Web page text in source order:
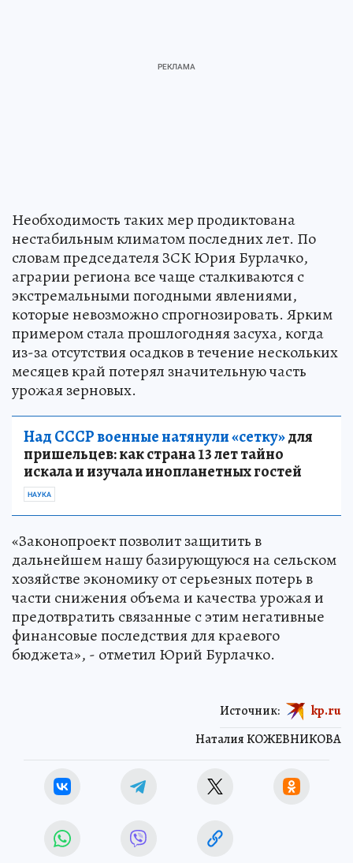
Необходимость таких мер продиктована
нестабильным климатом последних лет. По
словам председателя ЗСК Юрия Бурлачко,
аграрии региона все чаще сталкиваются с
экстремальными погодными явлениями,
которые невозможно спрогнозировать. Ярким
примером стала прошлогодняя засуха, когда
из-за отсутствия осадков в течение нескольких
месяцев край потерял значительную часть
урожая зерновых.
Над СССР военные натянули «сетку»для
пришельцев: как страна 13 лет тайно
искала и изучала инопланетных гостей
НАУКА
«Законопроект позволит защитить в
дальнейшем нашу базирующуюся на сельском
хозяйстве экономику от серьезных потерь в
части снижения объема и качества урожая и
предотвратить связанные с этим негативные
финансовые последствия для краевого
бюджета», - отметил Юрий Бурлачко.
Наталия КОЖЕВНИКОВА
Источник: kp.ru